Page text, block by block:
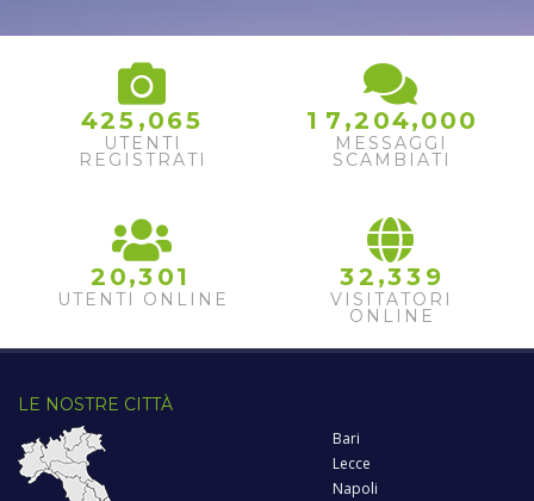
425 ,065
UTENTI
REGISTRATI
1 7 ,2 04,000
MESSAGGI
SCAMBIATI
2 0,3 01
UTENTI ONLINE
32 ,33 9
VISITATORI
ONLINE
LE NOSTRE CITTÀ
Bari
Lecce
Napoli